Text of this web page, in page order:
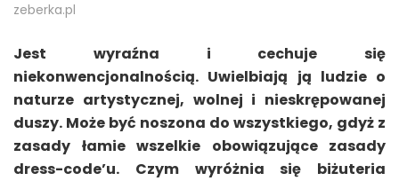
zeberka.pl
Jest wyraźna i cechuje się
niekonwencjonalnością. Uwielbiają ją ludzie o
naturze artystycznej, wolnej i nieskrępowanej
duszy. Może być noszona do wszystkiego, gdyż z
zasady łamie wszelkie obowiązujące zasady
dress-code’u. Czym wyróżnia się biżuteria